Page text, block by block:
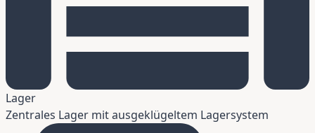
Lager
Zentrales Lager mit ausgeklügeltem Lagersystem